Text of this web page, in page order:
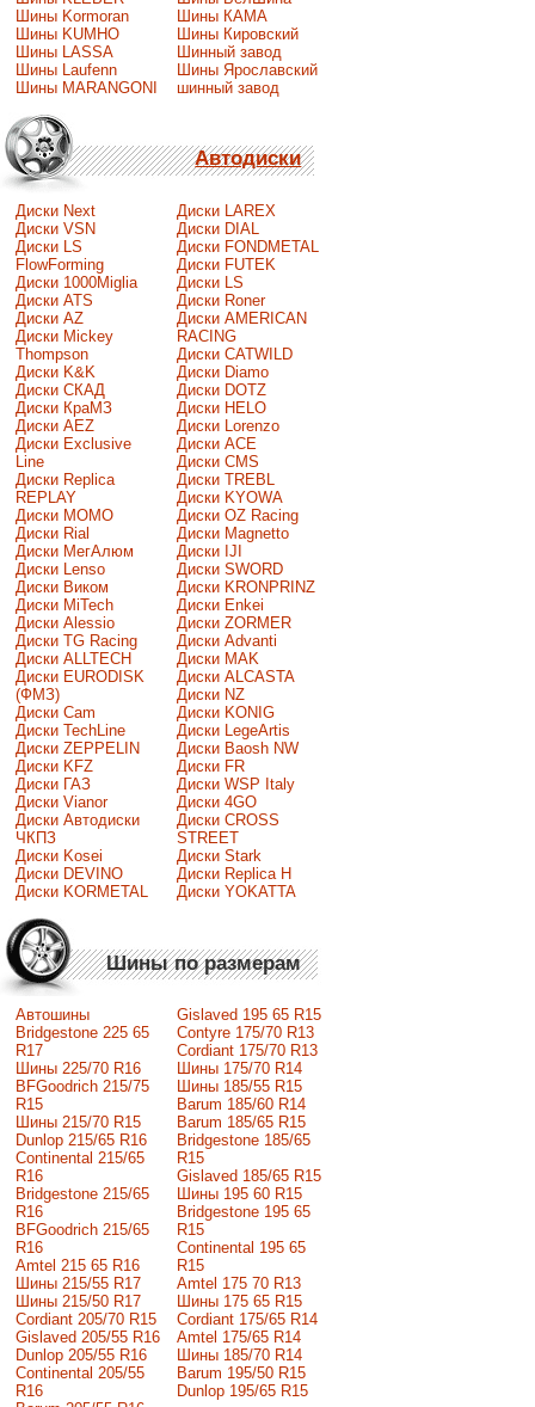
Шины Kormoran
Шины KUMHO
Шины LASSA
Шины Laufenn
Шины MARANGONI
Шины КАМА
Шины Кировский
Шинный завод
Шины Ярославский
шинный завод
Автодиски
Диски Next
Диски VSN
Диски LS
FlowForming
Диски 1000Miglia
Диски ATS
Диски AZ
Диски Mickey
Thompson
Диски K&K
Диски СКАД
Диски КраМЗ
Диски AEZ
Диски Exclusive
Line
Диски Replica
REPLAY
Диски MOMO
Диски Rial
Диски МегАлюм
Диски Lenso
Диски Виком
Диски MiTech
Диски Alessio
Диски TG Racing
Диски ALLTECH
Диски EURODISK
(ФМЗ)
Диски Cam
Диски TechLine
Диски ZEPPELIN
Диски KFZ
Диски ГАЗ
Диски Vianor
Диски Автодиски
ЧКПЗ
Диски Kosei
Диски DEVINO
Диски KORMETAL
Диски LAREX
Диски DIAL
Диски FONDMETAL
Диски FUTEK
Диски LS
Диски Roner
Диски AMERICAN
RACING
Диски CATWILD
Диски Diamo
Диски DOTZ
Диски HELO
Диски Lorenzo
Диски ACE
Диски CMS
Диски TREBL
Диски KYOWA
Диски OZ Racing
Диски Magnetto
Диски IJI
Диски SWORD
Диски KRONPRINZ
Диски Enkei
Диски ZORMER
Диски Advanti
Диски MAK
Диски ALCASTA
Диски NZ
Диски KONIG
Диски LegeArtis
Диски Baosh NW
Диски FR
Диски WSP Italy
Диски 4GO
Диски CROSS
STREET
Диски Stark
Диски Replica H
Диски YOKATTA
Шины по размерам
Автошины
Bridgestone 225 65
R17
Шины 225/70 R16
BFGoodrich 215/75
R15
Шины 215/70 R15
Dunlop 215/65 R16
Continental 215/65
R16
Bridgestone 215/65
R16
BFGoodrich 215/65
R16
Amtel 215 65 R16
Шины 215/55 R17
Шины 215/50 R17
Сordiant 205/70 R15
Gislaved 205/55 R16
Dunlop 205/55 R16
Continental 205/55
R16
Gislaved 195 65 R15
Contyre 175/70 R13
Cordiant 175/70 R13
Шины 175/70 R14
Шины 185/55 R15
Barum 185/60 R14
Barum 185/65 R15
Bridgestone 185/65
R15
Gislaved 185/65 R15
Шины 195 60 R15
Bridgestone 195 65
R15
Continental 195 65
R15
Amtel 175 70 R13
Шины 175 65 R15
Cordiant 175/65 R14
Amtel 175/65 R14
Шины 185/70 R14
Barum 195/50 R15
Dunlop 195/65 R15